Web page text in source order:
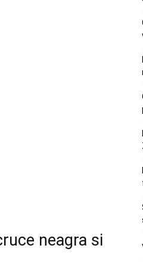
neagra si